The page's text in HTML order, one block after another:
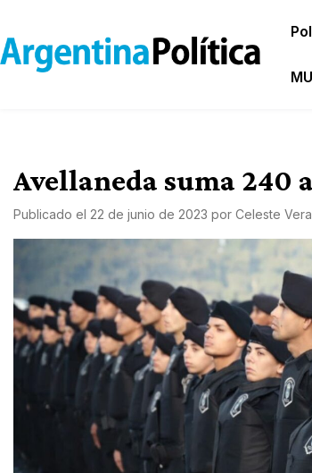
Avellaneda suma 240
Publicado el 22 de junio de 2023 por Celeste Vera